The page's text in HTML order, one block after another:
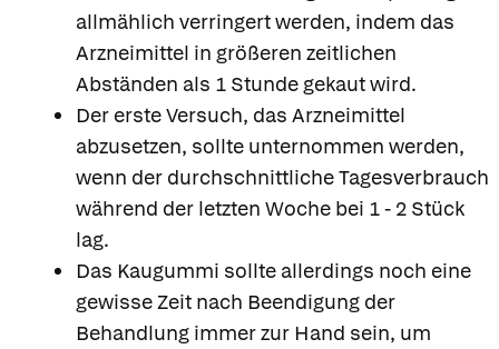
allmählich verringert werden, indem das
Arzneimittel in größeren zeitlichen
Abständen als 1 Stunde gekaut wird.
Der erste Versuch, das Arzneimittel
abzusetzen, sollte unternommen werden,
wenn der durchschnittliche Tagesverbrauch
während der letzten Woche bei 1 - 2 Stück
lag.
Das Kaugummi sollte allerdings noch eine
gewisse Zeit nach Beendigung der
Behandlung immer zur Hand sein, um